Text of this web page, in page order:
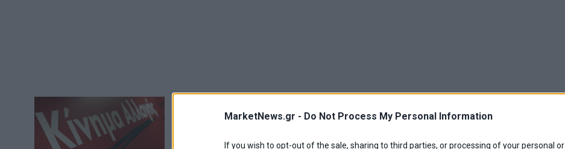
MarketNews.gr - Do Not Process My Personal Information
If you wish to opt-out of the sale, sharing to third parties, or processing of your personal or
πολιτών